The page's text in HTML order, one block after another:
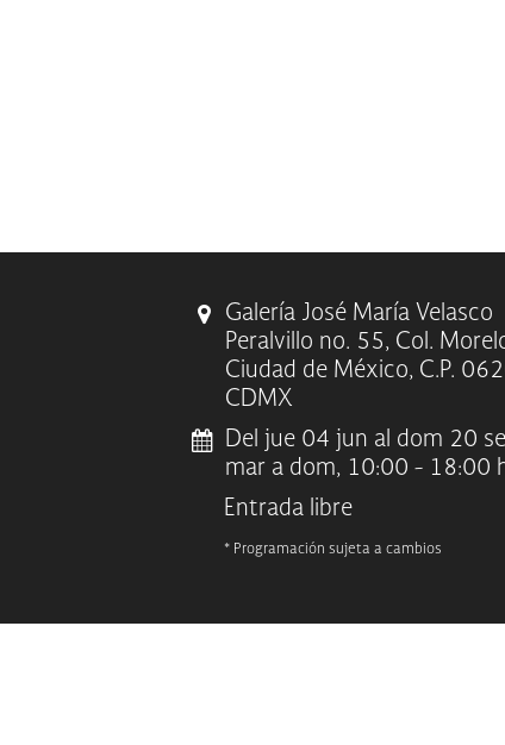
Galería José María Velasco
Peralvillo no. 55, Col.
Ciudad de México, C.P.
CDMX
Del jue 04 jun al dom 20
mar a dom, 10:00 - 18:00
Entrada libre
* Programación sujeta a cambios